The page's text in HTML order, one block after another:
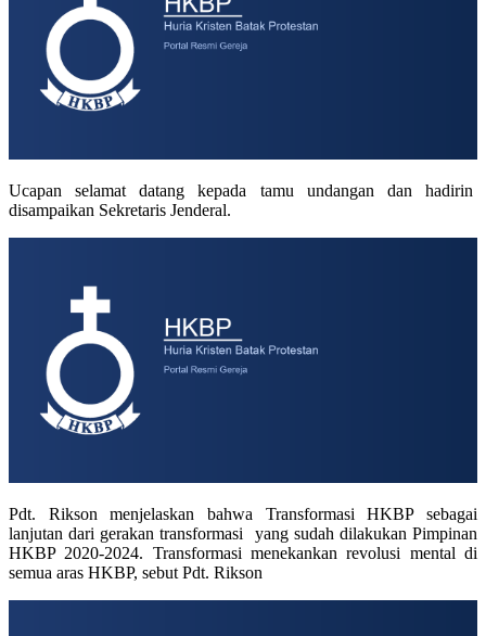
Ucapan selamat datang kepada tamu undangan dan hadirin
disampaikan Sekretaris Jenderal.
Pdt. Rikson menjelaskan bahwa Transformasi HKBP sebagai
lanjutan dari gerakan transformasi yang sudah dilakukan Pimpinan
HKBP 2020-2024. Transformasi menekankan revolusi mental di
semua aras HKBP, sebut Pdt. Rikson